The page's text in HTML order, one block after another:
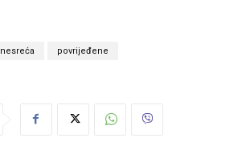
nesreća povrijeđene